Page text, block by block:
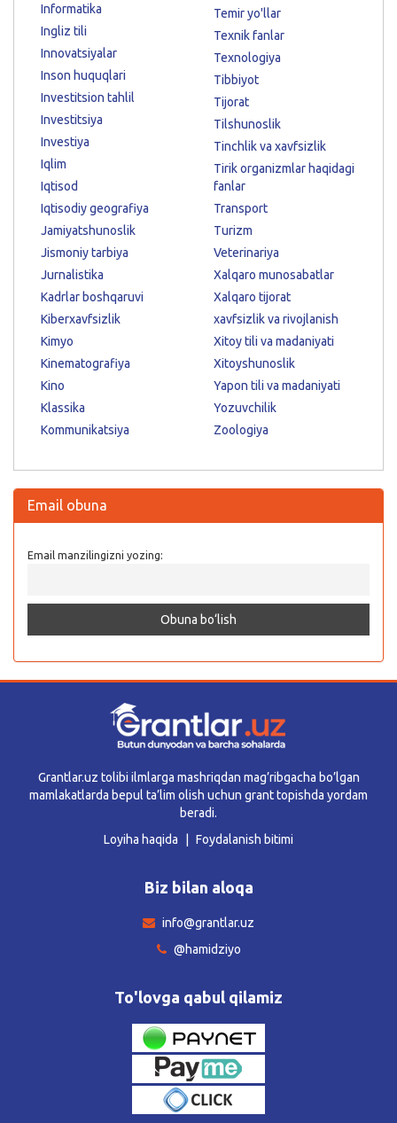
Informatika
Ingliz tili
Innovatsiyalar
Inson huquqlari
Investitsion tahlil
Investitsiya
Investiya
Iqlim
Iqtisod
Iqtisodiy geografiya
Jamiyatshunoslik
Jismoniy tarbiya
Jurnalistika
Kadrlar boshqaruvi
Kiberxavfsizlik
Kimyo
Kinematografiya
Kino
Klassika
Kommunikatsiya
Temir yo'llar
Texnik fanlar
Texnologiya
Tibbiyot
Tijorat
Tilshunoslik
Tinchlik va xavfsizlik
Tirik organizmlar haqidagi
fanlar
Transport
Turizm
Veterinariya
Xalqaro munosabatlar
Xalqaro tijorat
xavfsizlik va rivojlanish
Xitoy tili va madaniyati
Xitoyshunoslik
Yapon tili va madaniyati
Yozuvchilik
Zoologiya
Email obuna
Email manzilingizni yozing:
Grantlar.uz tolibi ilmlarga mashriqdan mag’ribgacha bo’lgan
mamlakatlarda bepul ta’lim olish uchun grant topishda yordam
beradi.
Loyiha haqida
Foydalanish bitimi
Biz bilan aloqa
info@grantlar.uz
@hamidziyo
To'lovga qabul qilamiz